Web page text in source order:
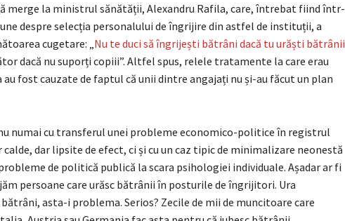
merge la ministrul sănătății, Alexandru Rafila, care, întrebat fiind într-
despre selecția personalului de îngrijire din astfel de instituții, a
cugetare: „ Nu te duci să îngrijești bătrâni dacă tu urăști bătrânii
dacă nu suporți copiii”. Altfel spus, relele tratamente la care erau
au fost cauzate de faptul că unii dintre angajați nu și-au făcut un plan
numai cu transferul unei probleme economico-politice în registrul
dar lipsite de efect, ci și cu un caz tipic de minimalizare neonestă
de politică publică la scara psihologiei individuale. Așadar ar fi
persoane care urăsc bătrânii în posturile de îngrijitori. Ura
asta-i problema. Serios? Zecile de mii de muncitoare care